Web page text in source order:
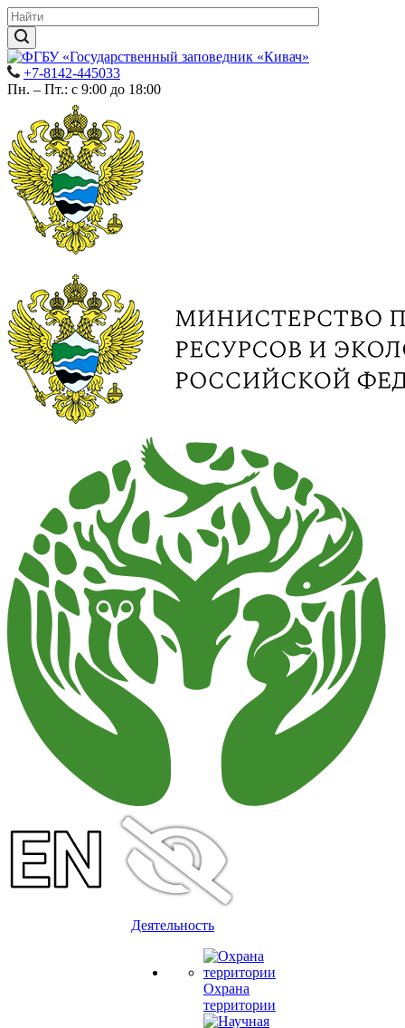
+7-8142-445033
Пн. – Пт.: с 9:00 до 18:00
Деятельность
Охрана
территории